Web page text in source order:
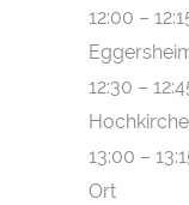
12:00 –
12:30 –
13:00 –
Ort